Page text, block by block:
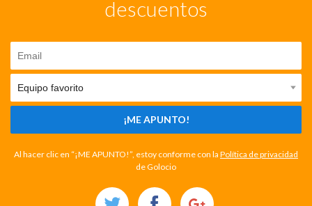
descuentos
¡ME APUNTO!
Al hacer clic en “¡ME APUNTO!”, estoy conforme con la Política de privacidad
de Golocio